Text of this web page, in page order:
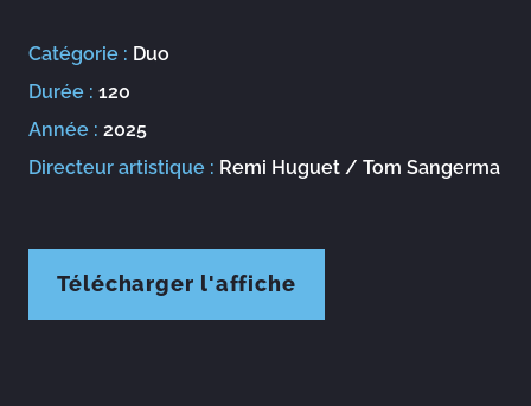
Catégorie : Duo
Durée : 120
Année : 2025
Directeur artistique : Remi Huguet / Tom Sangerma
Télécharger l'affiche